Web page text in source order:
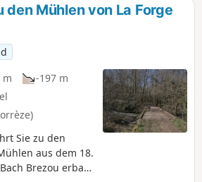
den Mühlen von La Forge
m
-197 m
Sie zu den
aus dem 18.
Brezou erbaut